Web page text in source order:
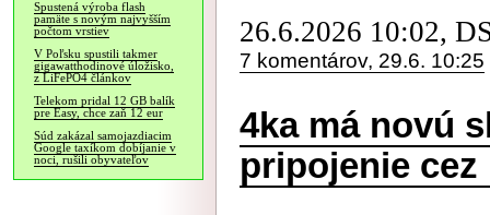
Spustená výroba flash
pamäte s novým najvyšším
počtom vrstiev
V Poľsku spustili takmer
gigawatthodinové úložisko,
z LiFePO4 článkov
Telekom pridal 12 GB balík
pre Easy, chce zaň 12 eur
Súd zakázal samojazdiacim
Google taxíkom dobíjanie v
noci, rušili obyvateľov
26.6.2026 10:02,
7 komentárov, 29.6. 10:25
4ka má novú
pripojenie